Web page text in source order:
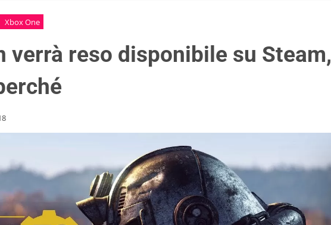
Xbox One
verrà reso disponibile su Steam,